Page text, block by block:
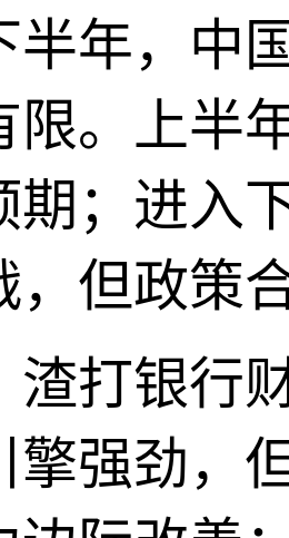
半年，中
限。上半
期；进入
，但政策
渣打银行
擎强劲，